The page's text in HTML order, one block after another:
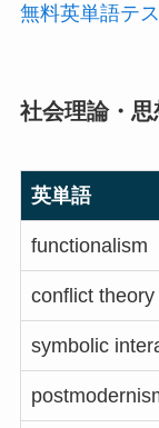
無料英単語テ
社会理論・思
英単語
functionalism
conflict theory
symbolic